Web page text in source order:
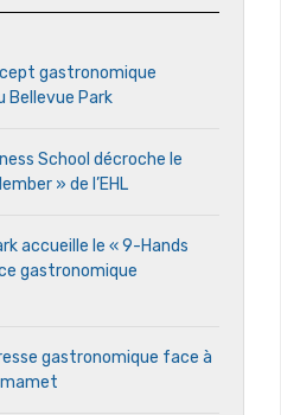
gastronomique
Bellevue Park
School décroche le
» de l’EHL
accueille le « 9-Hands
gastronomique
gastronomique face à